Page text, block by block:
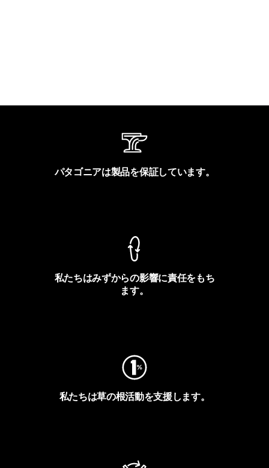
パタゴニアは製品を保証しています。
私たちはみずからの影響に責任をもち
ます。
私たちは草の根活動を支援します。